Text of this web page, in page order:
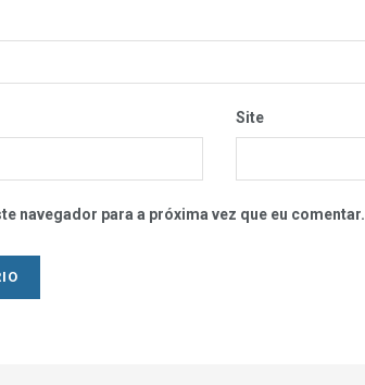
Site
navegador para a próxima vez que eu comentar.